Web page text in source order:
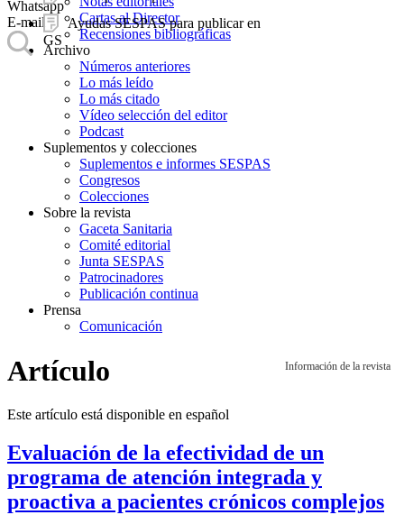
Ayudas SESPAS para publicar en
GS
Whatsapp
E-mail
Cartas al Director
Recensiones bibliográficas
Archivo
Números anteriores
Lo más leído
Lo más citado
Vídeo selección del editor
Podcast
Suplementos y colecciones
Suplementos e informes SESPAS
Congresos
Colecciones
Sobre la revista
Gaceta Sanitaria
Comité editorial
Junta SESPAS
Patrocinadores
Publicación continua
Prensa
Comunicación
Información de la revista
Artículo
Este artículo está disponible en español
Evaluación de la efectividad de un
programa de atención integrada y
proactiva a pacientes crónicos complejos